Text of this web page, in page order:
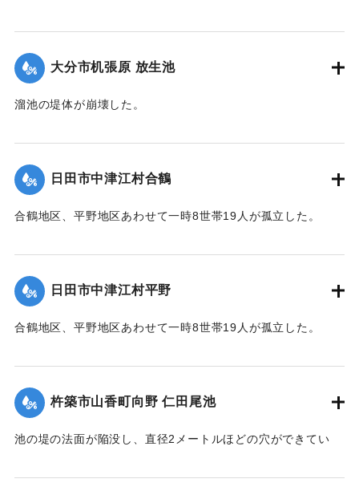
2020/7/6｜固有コード:01215063
大分市机張原 放生池
溜池の堤体が崩壊した。
2020/7/6｜固有コード:01215064
日田市中津江村合鶴
合鶴地区、平野地区あわせて一時8世帯19人が孤立した。
2020/7/6｜固有コード: 01215057
日田市中津江村平野
合鶴地区、平野地区あわせて一時8世帯19人が孤立した。
2020/7/6｜固有コード: 01215058
杵築市山香町向野 仁田尾池
池の堤の法面が陥没し、直径2メートルほどの穴ができてい
決壊の恐れがあるとして11日午後4時20分、平山区の7世帯20